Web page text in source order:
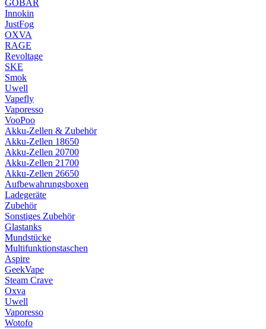
GOBAR
Innokin
JustFog
OXVA
RAGE
Revoltage
SKE
Smok
Uwell
Vapefly
Vaporesso
VooPoo
Akku-Zellen & Zubehör
Akku-Zellen 18650
Akku-Zellen 20700
Akku-Zellen 21700
Akku-Zellen 26650
Aufbewahrungsboxen
Ladegeräte
Zubehör
Sonstiges Zubehör
Glastanks
Mundstücke
Multifunktionstaschen
Aspire
GeekVape
Steam Crave
Oxva
Uwell
Vaporesso
Wotofo